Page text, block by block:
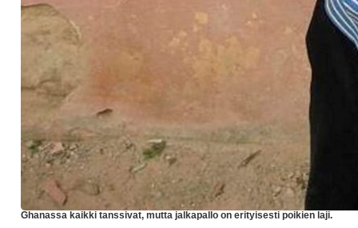
Ghanassa kaikki tanssivat, mutta jalkapallo on erityisesti poikien laji.